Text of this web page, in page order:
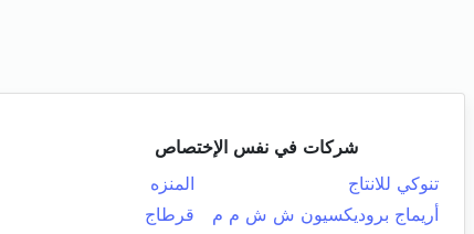
شركات في نفس الإختصاص
تنوكي للانتاج
المنزه
أريماج بروديكسيون ش ش م م
قرطاج